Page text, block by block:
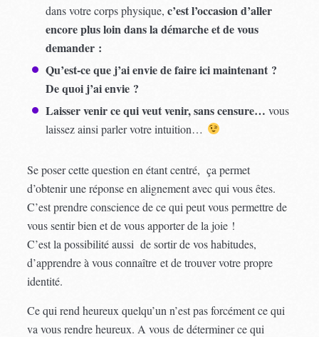
dans votre corps physique,c’est l’occasion d’aller
encore plus loin dans la démarche et de vous
demander :
Qu’est-ce que j’ai envie de faire ici maintenant ?
De quoi j’ai envie ?
Laisser venir ce qui veut venir, sans censure…vous
laissez ainsi parler votre intuition…
Se poser cette question en étant centré, ça permet
d’obtenir une réponse en alignement avec qui vous êtes.
C’est prendre conscience de ce qui peut vous permettre de
vous sentir bien et de vous apporter de la joie !
C’est la possibilité aussi de sortir de vos habitudes,
d’apprendre à vous connaître et de trouver votre propre
identité.
Ce qui rend heureux quelqu’un n’est pas forcément ce qui
va vous rendre heureux. A vous de déterminer ce qui